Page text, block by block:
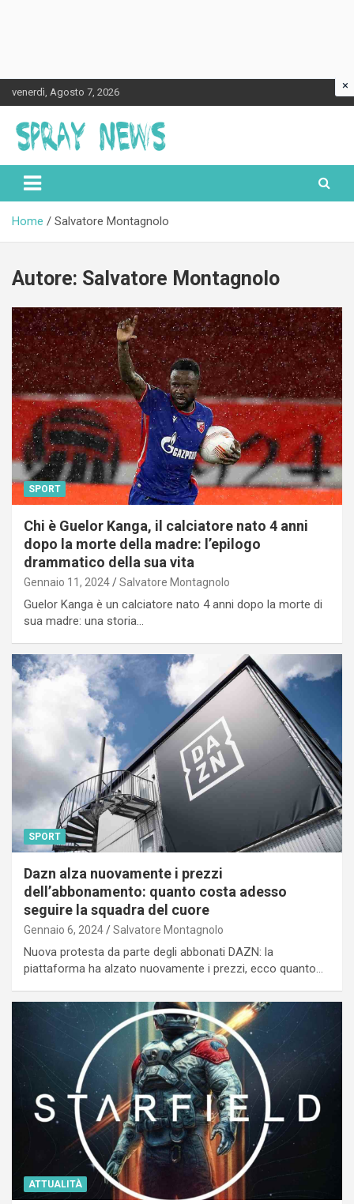
to
content
venerdì, Agosto 7, 2026
Spraynews.it
Home Salvatore Montagnolo
Autore: Salvatore Montagnolo
SPORT
Chi è Guelor Kanga, il calciatore nato 4 anni
dopo la morte della madre: l’epilogo
drammatico della sua vita
Gennaio 11, 2024 Salvatore Montagnolo
Guelor Kanga è un calciatore nato 4 anni dopo la morte di
sua madre: una storia…
SPORT
Dazn alza nuovamente i prezzi
dell’abbonamento: quanto costa adesso
seguire la squadra del cuore
Gennaio 6, 2024 Salvatore Montagnolo
Nuova protesta da parte degli abbonati DAZN: la
piattaforma ha alzato nuovamente i prezzi, ecco quanto…
ATTUALITÀ
×